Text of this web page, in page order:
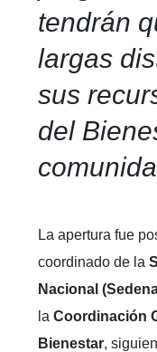
tendrán
largas
sus
del
La apertura fue
coordinado de la
Nacional
la Coordinación
Bienestar,